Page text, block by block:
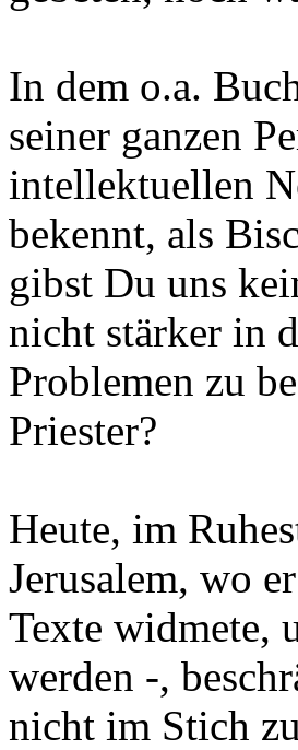
In dem o.a.
seiner ganzen
intellektuellen
bekennt, als
gibst Du uns
nicht stärker in
Problemen zu
Priester?
Heute, im
Jerusalem, wo
Texte widmete,
werden -,
nicht im Stich